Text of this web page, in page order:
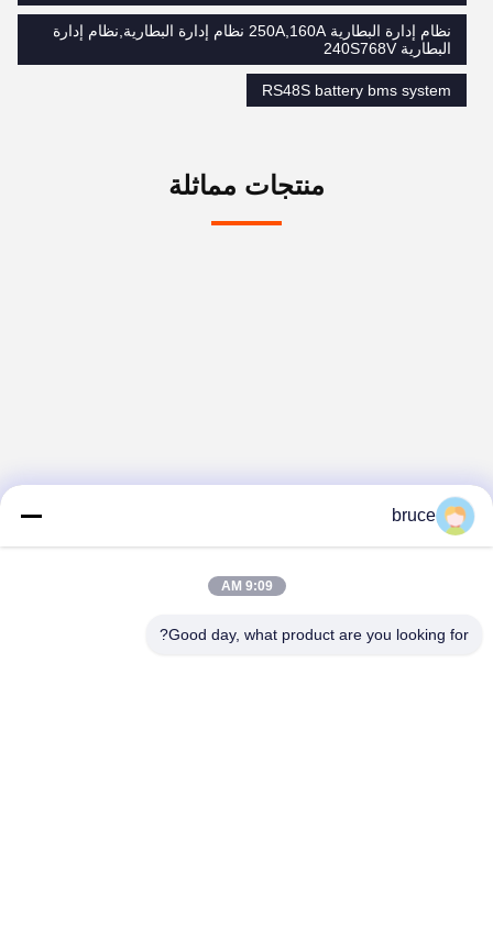
نظام إدارة البطارية 250A,160A نظام إدارة البطارية,نظام إدارة
البطارية 240S768V
RS48S battery bms system
منتجات مماثلة
bruce
9:09 AM
Good day, what product are you looking for?